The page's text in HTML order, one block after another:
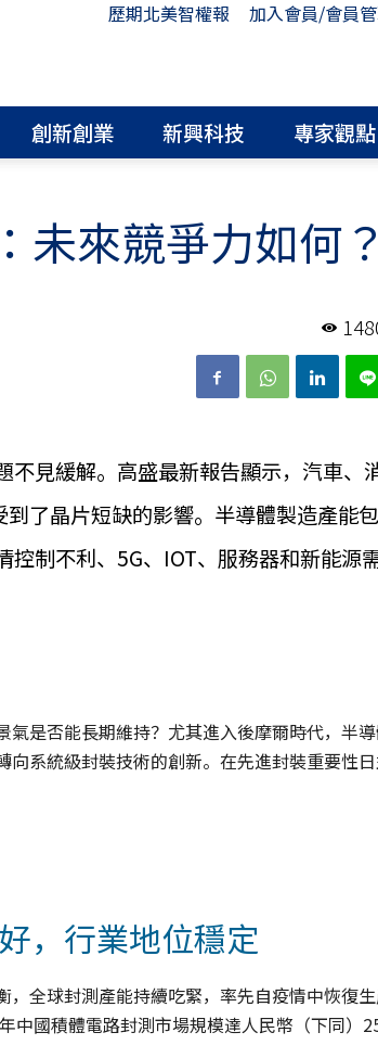
歷期北美智權報 加入會員/會員
創新創業 新興科技 專家觀點
未來競爭力如何？
見緩解。高盛最新報告顯示，汽車、
了晶片短缺的影響。半導體製造產能
制不利、5G、IOT、服務器和新能源
是否能長期維持？尤其進入後摩爾時代，半
系統級封裝技術的創新。在先進封裝重要性
，行業地位穩定
，全球封測產能持續吃緊，率先自疫情中恢復
中國積體電路封測市場規模達人民幣（下同）